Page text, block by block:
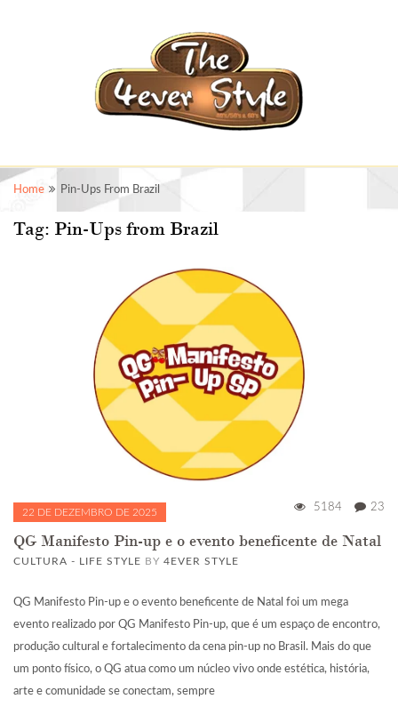
Home Pin-Ups From Brazil
Tag: Pin-Ups from Brazil
22 DE DEZEMBRO DE 2025 5184 23
QG Manifesto Pin-up e o evento beneficente de Natal
CULTURA - LIFE STYLE BY 4EVER STYLE
QG Manifesto Pin-up e o evento beneficente de Natal foi um mega
evento realizado por QG Manifesto Pin-up, que é um espaço de encontro,
produção cultural e fortalecimento da cena pin-up no Brasil. Mais do que
um ponto físico, o QG atua como um núcleo vivo onde estética, história,
arte e comunidade se conectam, sempre